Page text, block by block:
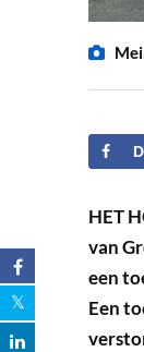
HET
van
een
Een